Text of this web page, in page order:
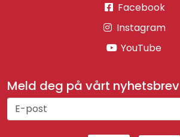
Meld deg på vårt nyhetsbrev
Facebook
Instagram
YouTube